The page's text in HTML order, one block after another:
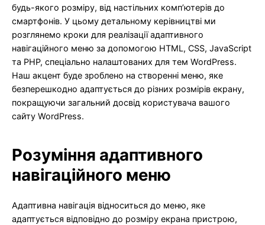
будь-якого розміру, від настільних комп’ютерів до
смартфонів. У цьому детальному керівництві ми
розглянемо кроки для реалізації адаптивного
навігаційного меню за допомогою HTML, CSS, JavaScript
та PHP, спеціально налаштованих для тем WordPress.
Наш акцент буде зроблено на створенні меню, яке
безперешкодно адаптується до різних розмірів екрану,
покращуючи загальний досвід користувача вашого
сайту WordPress.
Розуміння адаптивного
навігаційного меню
Адаптивна навігація відноситься до меню, яке
адаптується відповідно до розміру екрана пристрою,